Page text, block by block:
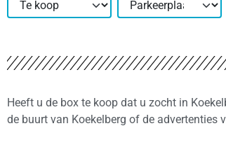
Heeft u de box te koop dat u zocht in
de buurt van Koekelberg of de advertenties